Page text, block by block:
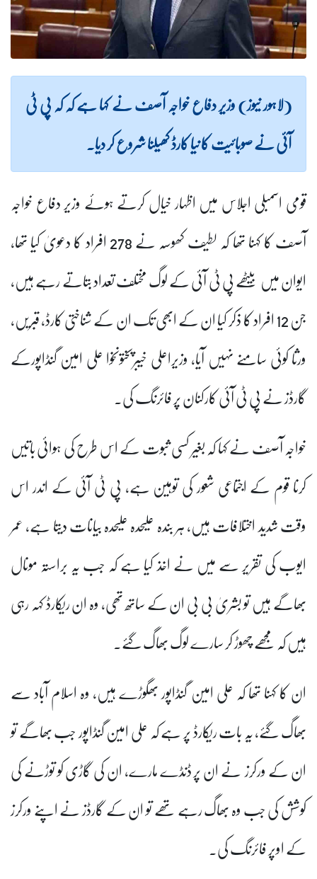
(لاہور نیوز) وزیر دفاع خواجہ آصف نے کہا ہے کہ کہ پی ٹی
آئی نے صوبائیت کا نیا کارڈ کھیلنا شروع کر دیا۔
قومی اسمبلی اجلاس میں اظہار خیال کرتے ہوئے وزیر دفاع خواجہ
آصف کا کہنا تھا کہ لطیف کھوسہ نے 278 افراد کا دعویٰ کیا تھا،
ایوان میں بیٹھے پی ٹی آئی کے لوگ مختلف تعداد بتاتے رہے ہیں،
جن 12 افراد کا ذکر کیا ان کے ابھی تک ان کے شناختی کارڈ، قبریں،
ورثا کوئی سامنے نہیں آیا، وزیراعلی خیبرپختونخوا علی امین گنڈاپورکے
گارڈز نے پی ٹی آئی کارکنان پر فائرنگ کی۔
خواجہ آصف نے کہا کہ بغیر کسی ثبوت کے اس طرح کی ہوائی باتیں
کرنا قوم کے اجتماعی شعور کی توہین ہے، پی ٹی آئی کے اندر اس
وقت شدید اختلافات ہیں، ہر بندہ علیحدہ علیحدہ بیانات دیتا ہے، عمر
ایوب کی تقریر سے میں نے اخذ کیا ہے کہ جب یہ براستہ مونال
بھاگے ہیں تو بشریٰ بی بی ان کے ساتھ تھی، وہ ان ریکارڈ کہہ رہی
ہیں کہ مجھے چھوڑ کر سارے لوگ بھاگ گئے۔
ان کا کہنا تھا کہ علی امین گنڈاپور بھگوڑے ہیں، وہ اسلام آباد سے
بھاگ گئے، یہ بات ریکارڈ پر ہے کہ علی امین گنڈاپور جب بھاگے تو
ان کے ورکرز نے ان پر ڈنڈے مارے، ان کی گاڑی کو توڑنے کی
کوشش کی جب وہ بھاگ رہے تھے تو ان کے گارڈز نے اپنے ورکرز
کے اوپر فائرنگ کی۔